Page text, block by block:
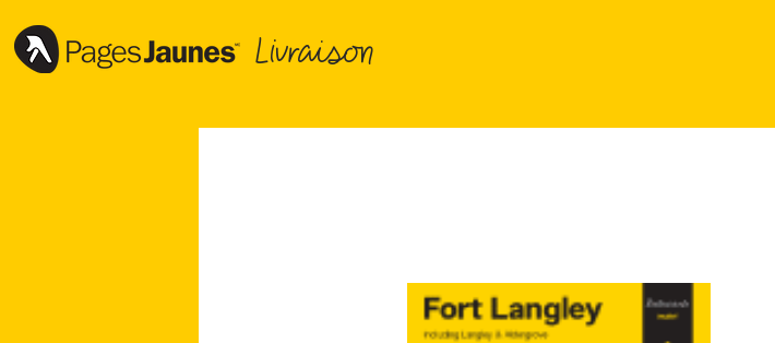
Livraison